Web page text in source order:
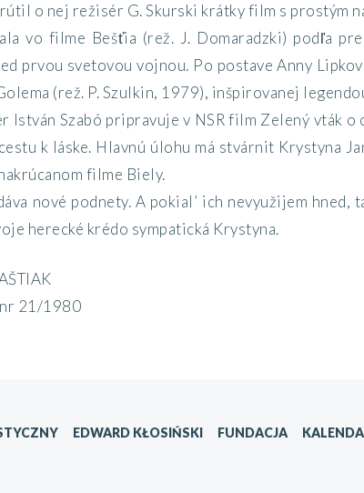
o nej režisér G. Skurski krátky film s prostým
vo filme Bešťia (rež. J. Domaradzki) podľa
prvou svetovou vojnou. Po postave Anny
(rež. P. Szulkin, 1979), inšpirovanej
István Szabó pripravuje v NSR film Zelený vták
k láske. Hlavnú úlohu má stvárnit Krystyna
filme Biely.
nové podnety. A pokial’ ich nevyužijem
herecké krédo sympatická Krystyna.
nr 21/1980
EDWARD KŁOSIŃSKI FUNDACJA